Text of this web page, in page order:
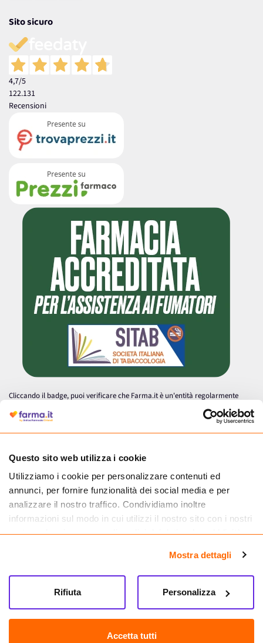
Questo sito web utilizza i cookie
Utilizziamo i cookie per personalizzare contenuti ed
annunci, per fornire funzionalità dei social media e per
analizzare il nostro traffico. Condividiamo inoltre
informazioni sul modo in cui utilizzi il nostro sito con i nostri
partner che si occupano di analisi dei dati web, pubblicità e
informazioni che hai fornito loro o che hanno raccolto dal
tuo utilizzo dei loro servizi.
Mostra dettagli
Accetta tutti
Personalizza
Rifiuta
Sito sicuro
4,7/5
122.131
Recensioni
Cliccando il badge, puoi verificare che Farma.it è un'entità regolarmente
autorizzata dal Ministero della Salute a effettuare la vendita online di
medicinali.
Farma.it S.a.s. P. IVA 07417261216 REA: NA-884088
CREDITS
Sede legale Via delle Repubbliche Marinare 128, 80147 Napoli